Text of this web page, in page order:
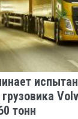
тонн